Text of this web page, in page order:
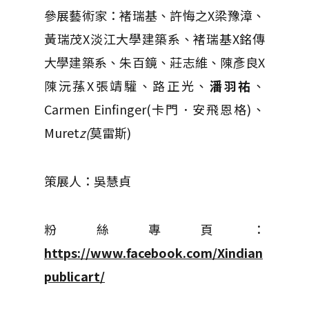
參展藝術家：褚瑞基、許悔之X梁豫漳、
黃瑞茂X淡江大學建築系、褚瑞基X銘傳
大學建築系、朱百鏡、莊志維、陳彥良X
陳沅蓀X張靖驩、路正光、 潘羽祐 、
Carmen Einfinger(卡門．安飛恩格)、
Muretz(莫雷斯)
策展人：吳慧貞
粉絲專頁：
https://www.facebook.com/Xindian
publicart/